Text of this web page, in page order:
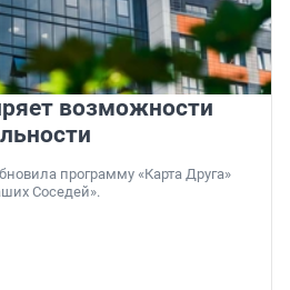
возможности
программу «Карта Друга»
Соседей».